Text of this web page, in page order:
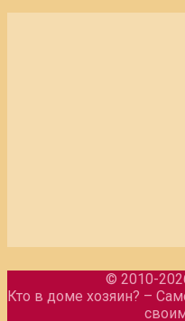
© 2010-
Кто в доме хозяин? –